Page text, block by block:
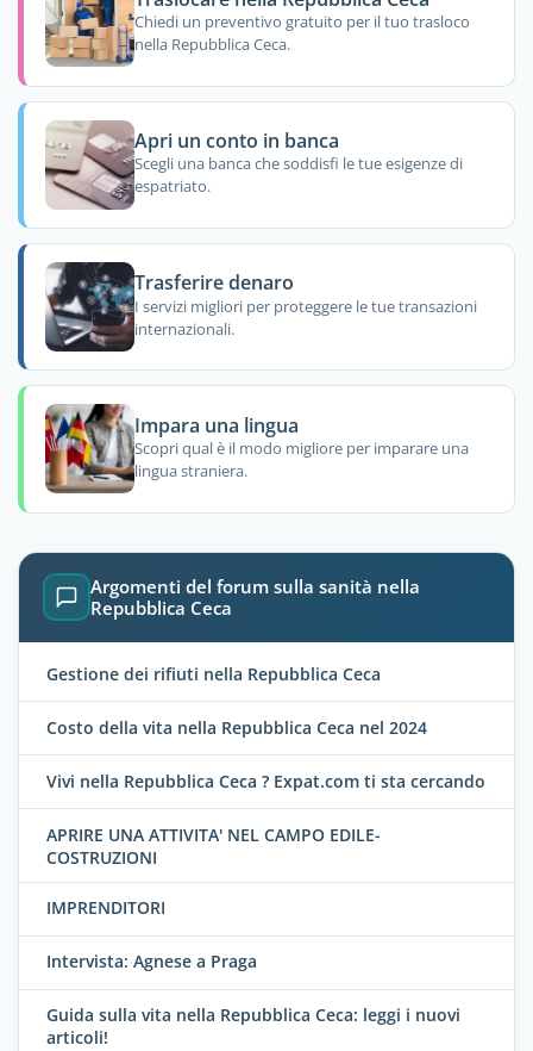
Chiedi un preventivo gratuito per il tuo trasloco
nella Repubblica Ceca.
Apri un conto in banca
Scegli una banca che soddisfi le tue esigenze di
espatriato.
Trasferire denaro
I servizi migliori per proteggere le tue transazioni
internazionali.
Impara una lingua
Scopri qual è il modo migliore per imparare una
lingua straniera.
Argomenti del forum sulla sanità nella
Repubblica Ceca
Gestione dei rifiuti nella Repubblica Ceca
Costo della vita nella Repubblica Ceca nel 2024
Vivi nella Repubblica Ceca ? Expat.com ti sta cercando
APRIRE UNA ATTIVITA' NEL CAMPO EDILE-
COSTRUZIONI
IMPRENDITORI
Intervista: Agnese a Praga
Guida sulla vita nella Repubblica Ceca: leggi i nuovi
articoli!